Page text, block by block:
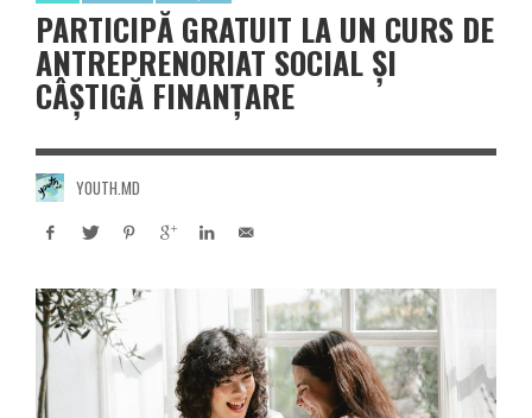
PARTICIPĂ GRATUIT LA UN CURS DE
ANTREPRENORIAT SOCIAL ȘI
CÂȘTIGĂ FINANȚARE
YOUTH.MD